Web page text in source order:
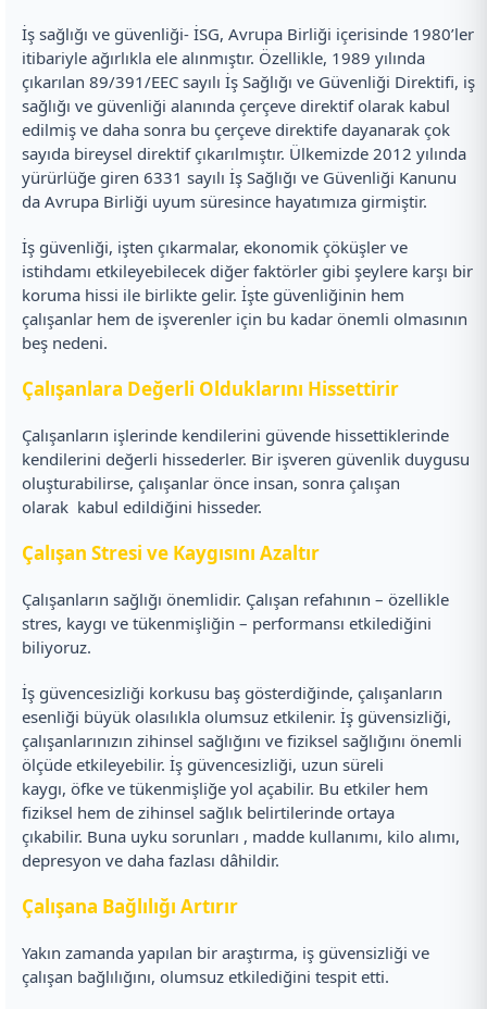
İş sağlığı ve güvenliği- İSG, Avrupa Birliği içerisinde 1980’ler
itibariyle ağırlıkla ele alınmıştır. Özellikle, 1989 yılında
çıkarılan 89/391/EEC sayılı İş Sağlığı ve Güvenliği Direktifi, iş
sağlığı ve güvenliği alanında çerçeve direktif olarak kabul
edilmiş ve daha sonra bu çerçeve direktife dayanarak çok
sayıda bireysel direktif çıkarılmıştır. Ülkemizde 2012 yılında
yürürlüğe giren 6331 sayılı İş Sağlığı ve Güvenliği Kanunu
da Avrupa Birliği uyum süresince hayatımıza girmiştir.
İş güvenliği, işten çıkarmalar, ekonomik çöküşler ve
istihdamı etkileyebilecek diğer faktörler gibi şeylere karşı bir
koruma hissi ile birlikte gelir. İşte güvenliğinin hem
çalışanlar hem de işverenler için bu kadar önemli olmasının
beş nedeni.
Çalışanlara Değerli Olduklarını Hissettirir
Çalışanların işlerinde kendilerini güvende hissettiklerinde
kendilerini değerli hissederler. Bir işveren güvenlik duygusu
oluşturabilirse, çalışanlar önce insan, sonra çalışan
olarak kabul edildiğini hisseder.
Çalışan Stresi ve Kaygısını Azaltır
Çalışanların sağlığı önemlidir. Çalışan refahının – özellikle
stres, kaygı ve tükenmişliğin – performansı etkilediğini
biliyoruz.
İş güvencesizliği korkusu baş gösterdiğinde, çalışanların
esenliği büyük olasılıkla olumsuz etkilenir. İş güvensizliği,
çalışanlarınızın zihinsel sağlığını ve fiziksel sağlığını önemli
ölçüde etkileyebilir. İş güvencesizliği, uzun süreli
kaygı, öfke ve tükenmişliğe yol açabilir. Bu etkiler hem
fiziksel hem de zihinsel sağlık belirtilerinde ortaya
çıkabilir. Buna uyku sorunları , madde kullanımı, kilo alımı,
depresyon ve daha fazlası dâhildir.
Çalışana Bağlılığı Artırır
Yakın zamanda yapılan bir araştırma, iş güvensizliği ve
çalışan bağlılığını, olumsuz etkilediğini tespit etti.